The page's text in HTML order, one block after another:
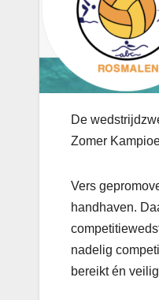
De
Zomer
Vers
handhaven.
nadelig
bereikt én